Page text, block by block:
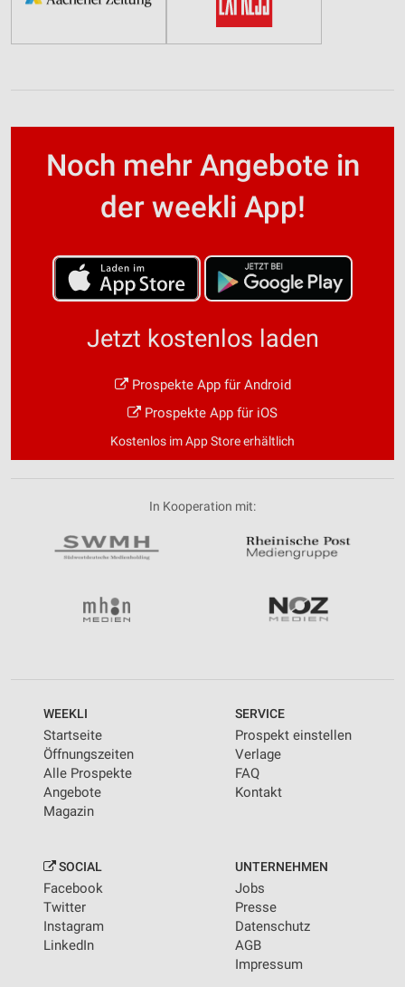
Noch mehr Angebote in
der weekli App!
Jetzt kostenlos laden
Prospekte App für Android
Prospekte App für iOS
Kostenlos im App Store erhältlich
In Kooperation mit:
WEEKLI
Startseite
Öffnungszeiten
Alle Prospekte
Angebote
Magazin
SERVICE
Prospekt einstellen
Verlage
FAQ
Kontakt
SOCIAL
Facebook
Twitter
Instagram
LinkedIn
UNTERNEHMEN
Jobs
Presse
Datenschutz
AGB
Impressum